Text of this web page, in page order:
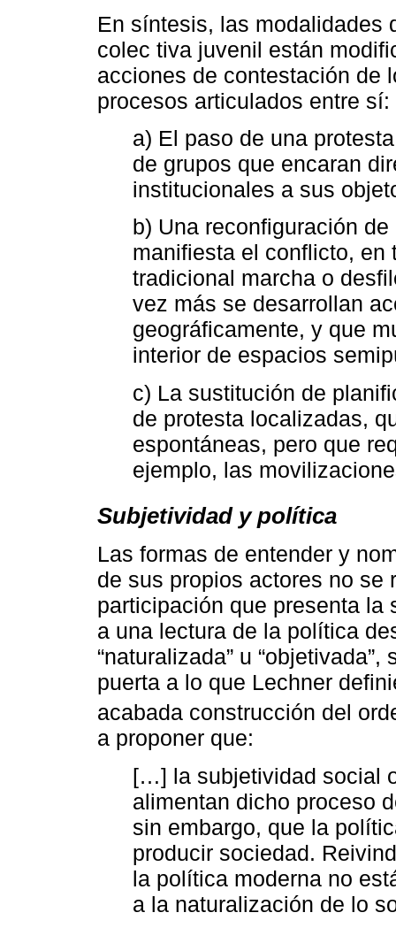
En síntesis, las modalidades
colec tiva juvenil están
acciones de contestación de
procesos articulados entre sí:
a) El paso de una
de grupos que encaran
institucionales a sus
b) Una reconfiguración
manifiesta el conflicto, en
tradicional marcha o
vez más se desarrollan
geográficamente, y que
interior de espacios
c) La sustitución de
de protesta localizadas,
espontáneas, pero que
ejemplo, las
Subjetividad y política
Las formas de entender y
de sus propios actores no se
participación que presenta la
a una lectura de la política
“naturalizada” u
puerta a lo que Lechner
acabada construcción del
a proponer que:
[…] la subjetividad social
alimentan dicho proceso
sin embargo, que la
producir sociedad.
la política moderna no
a la naturalización de lo